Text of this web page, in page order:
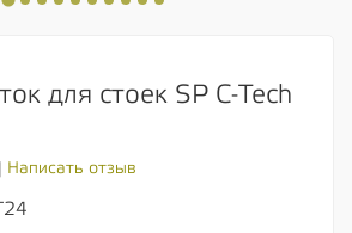
для стоек SP C-Tech
Написать отзыв